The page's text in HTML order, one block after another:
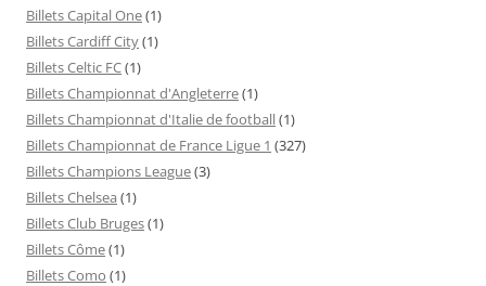
Billets Capital One(1)
Billets Cardiff City(1)
Billets Celtic FC(1)
Billets Championnat d'Angleterre(1)
Billets Championnat d'Italie de football(1)
Billets Championnat de France Ligue 1 (327)
Billets Champions League(3)
Billets Chelsea (1)
Billets Club Bruges(1)
Billets Côme(1)
Billets Como (1)